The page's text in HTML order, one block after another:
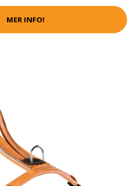
MER INFO!